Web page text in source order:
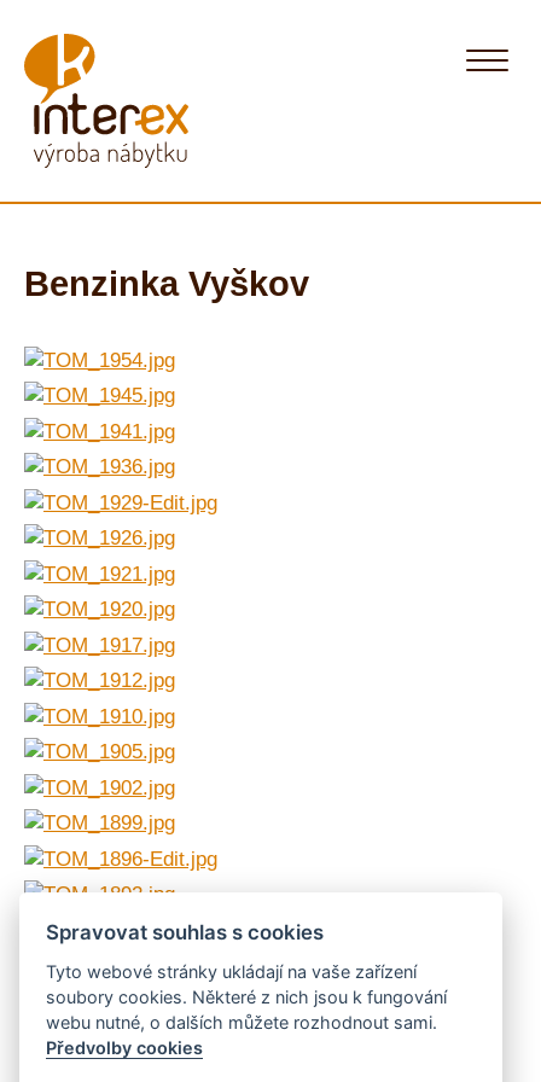
Benzinka Vyškov
Nebyly nalezeny žádné obrázky
Spravovat souhlas s cookies
Tyto webové stránky ukládají na vaše zařízení
soubory cookies. Některé z nich jsou k fungování
webu nutné, o dalších můžete rozhodnout sami.
Předvolby cookies